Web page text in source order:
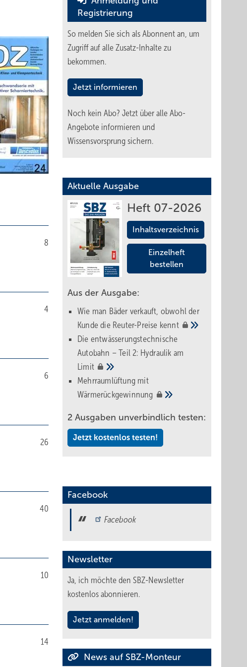
8
4
6
26
40
10
14
Registrierung
So melden Sie sich als Abonnent an, um
Zugriff auf alle Zusatz-Inhalte zu
bekommen.
Jetzt informieren
Noch kein Abo? Jetzt über alle Abo-
Angebote informieren und
Wissensvorsprung sichern.
Aktuelle Ausgabe
Heft 07-2026
Inhaltsverzeichnis
Einzelheft
bestellen
Aus der Ausgabe:
Wie man Bäder verkauft, obwohl der
Kunde die Reuter-Preise kennt
Die entwässerungstechnische
Autobahn – Teil 2: Hydraulik am
Limit
Mehrraumlüftung mit
Wärmerückgewinnung
2 Ausgaben unverbindlich testen:
Jetzt kostenlos testen!
Facebook
Facebook
Newsletter
Ja, ich möchte den SBZ-Newsletter
kostenlos abonnieren.
Jetzt anmelden!
News auf SBZ-Monteur